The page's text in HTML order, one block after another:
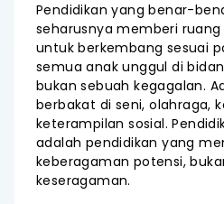
Pendidikan yang benar-
seharusnya memberi
untuk berkembang sesuai
semua anak unggul di
bukan sebuah kegagalan.
berbakat di seni, olahraga,
keterampilan sosial.
adalah pendidikan yang
keberagaman potensi,
keseragaman.